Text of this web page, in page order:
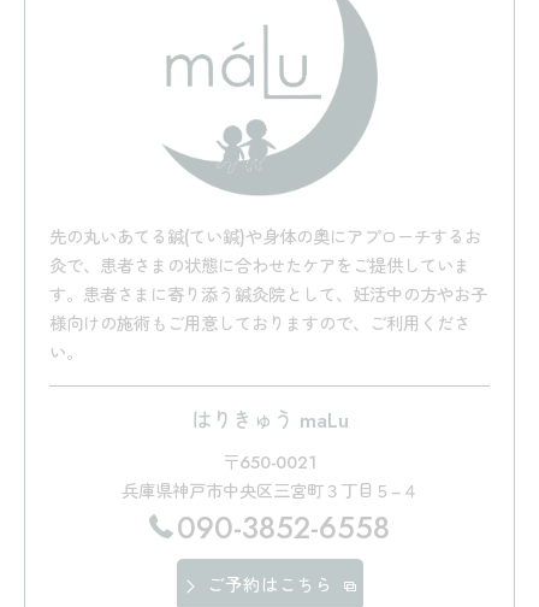
先の丸いあてる鍼(てい鍼)や身体の奥にアプローチするお
灸で、患者さまの状態に合わせたケアをご提供していま
す。患者さまに寄り添う鍼灸院として、妊活中の方やお子
様向けの施術もご用意しておりますので、ご利用くださ
い。
はりきゅう maLu
〒650-0021
兵庫県神戸市中央区三宮町３丁目５−４
090-3852-6558
ご予約はこちら